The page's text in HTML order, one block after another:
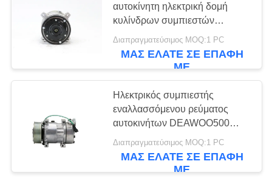
ΈΝΑ
ΑΠΌΣΠΑΣΜΑ
SITEMAP
ΑΠΟΡΡΉΤΟΥ
αυτοκίνητη ηλεκτρική δομή
κυλίνδρων συμπιεστών
εναλλασσόμενου ρεύματος βολτ
52V16
Διαπραγματεύσιμος MOQ:1 PC
ΜΑΣ ΕΛΆΤΕ ΣΕ ΕΠΑΦΉ
ΜΕ
Ηλεκτρικός συμπιεστής
εναλλασσόμενου ρεύματος
αυτοκινήτων DEAWOO500
7H15, ηλεκτρικός αυτοκίνητος
συμπιεστής κλιματισμού 12v
Διαπραγματεύσιμος MOQ:1 PC
ΜΑΣ ΕΛΆΤΕ ΣΕ ΕΠΑΦΉ
ΜΕ